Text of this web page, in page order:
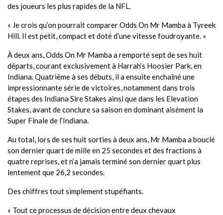
des joueurs les plus rapides de la NFL.
« Je crois qu’on pourrait comparer Odds On Mr Mamba à Tyreek
Hill. Il est petit, compact et doté d’une vitesse foudroyante. »
À deux ans, Odds On Mr Mamba a remporté sept de ses huit
départs, courant exclusivement à Harrah’s Hoosier Park, en
Indiana. Quatrième à ses débuts, il a ensuite enchaîné une
impressionnante série de victoires, notamment dans trois
étapes des Indiana Sire Stakes ainsi que dans les Elevation
Stakes, avant de conclure sa saison en dominant aisément la
Super Finale de l’Indiana.
Au total, lors de ses huit sorties à deux ans, Mr Mamba a bouclé
son dernier quart de mille en 25 secondes et des fractions à
quatre reprises, et n’a jamais terminé son dernier quart plus
lentement que 26,2 secondes.
Des chiffres tout simplement stupéfiants.
« Tout ce processus de décision entre deux chevaux